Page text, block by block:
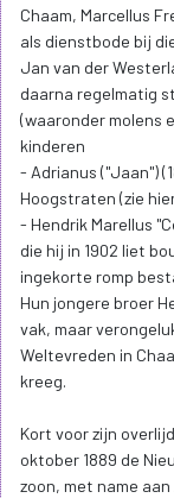
Chaam, Marcellus
als dienstbode bij
Jan van der
daarna regelmatig
(waaronder molens
kinderen
- Adrianus ("Jaan")
Hoogstraten (zie
- Hendrik Marellus
die hij in 1902 liet
ingekorte romp
Hun jongere broer
vak, maar
Weltevreden in
kreeg.
Kort voor zijn
oktober 1889 de
zoon, met name